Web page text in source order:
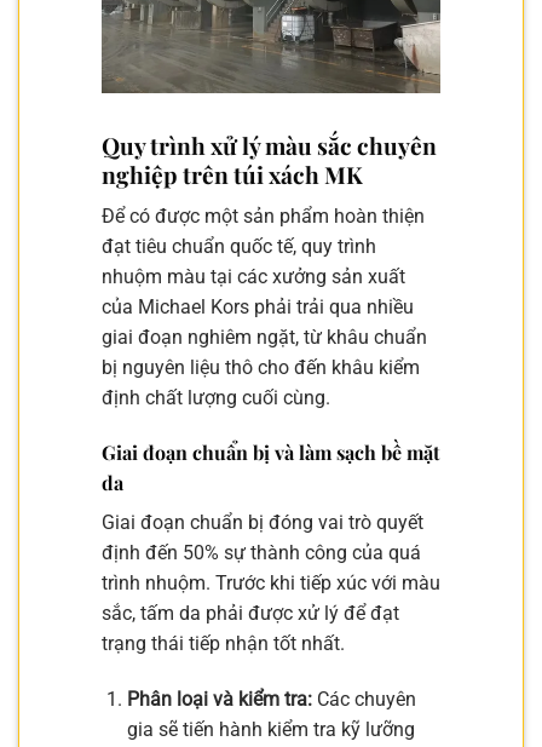
Quy trình xử lý màu sắc chuyên
nghiệp trên túi xách MK
Để có được một sản phẩm hoàn thiện
đạt tiêu chuẩn quốc tế, quy trình
nhuộm màu tại các xưởng sản xuất
của Michael Kors phải trải qua nhiều
giai đoạn nghiêm ngặt, từ khâu chuẩn
bị nguyên liệu thô cho đến khâu kiểm
định chất lượng cuối cùng.
Giai đoạn chuẩn bị và làm sạch bề mặt
da
Giai đoạn chuẩn bị đóng vai trò quyết
định đến 50% sự thành công của quá
trình nhuộm. Trước khi tiếp xúc với màu
sắc, tấm da phải được xử lý để đạt
trạng thái tiếp nhận tốt nhất.
Phân loại và kiểm tra:Các chuyên
gia sẽ tiến hành kiểm tra kỹ lưỡng